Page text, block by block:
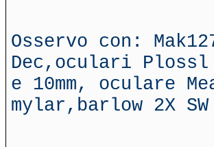
Osservo con:
Dec,oculari Plossl
e 10mm, oculare
mylar,barlow 2X